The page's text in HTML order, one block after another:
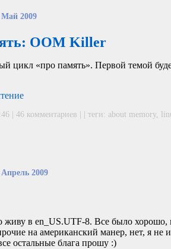
Май 2009
OOM Killer
цикл «про память». Первой темой
|46 комментариев | | теги: about memory,
Апрель 2009
живу в en_US.UTF-8. Все было хорошо,
на американский манер, нет, я не
остальные блага прошу :)